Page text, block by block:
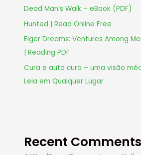
Dead Man’s Walk – eBook (PDF)
Hunted | Read Online Free
Eiger Dreams: Ventures Among
| Reading PDF
Cura e auto cura – uma visão
Leia em Qualquer Lugar
Recent Comments